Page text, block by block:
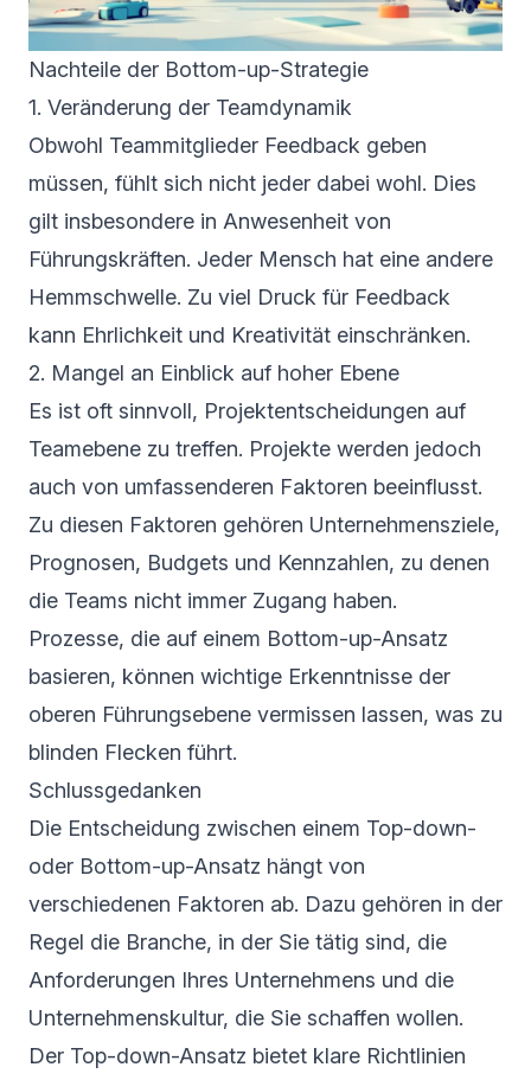
Nachteile der Bottom-up-Strategie
1. Veränderung der Teamdynamik
Obwohl Teammitglieder Feedback geben
müssen, fühlt sich nicht jeder dabei wohl. Dies
gilt insbesondere in Anwesenheit von
Führungskräften. Jeder Mensch hat eine andere
Hemmschwelle. Zu viel Druck für Feedback
kann Ehrlichkeit und Kreativität einschränken.
2. Mangel an Einblick auf hoher Ebene
Es ist oft sinnvoll, Projektentscheidungen auf
Teamebene zu treffen. Projekte werden jedoch
auch von umfassenderen Faktoren beeinflusst.
Zu diesen Faktoren gehören Unternehmensziele,
Prognosen, Budgets und Kennzahlen, zu denen
die Teams nicht immer Zugang haben.
Prozesse, die auf einem Bottom-up-Ansatz
basieren, können wichtige Erkenntnisse der
oberen Führungsebene vermissen lassen, was zu
blinden Flecken führt.
Schlussgedanken
Die Entscheidung zwischen einem Top-down-
oder Bottom-up-Ansatz hängt von
verschiedenen Faktoren ab. Dazu gehören in der
Regel die Branche, in der Sie tätig sind, die
Anforderungen Ihres Unternehmens und die
Unternehmenskultur, die Sie schaffen wollen.
Der Top-down-Ansatz bietet klare Richtlinien